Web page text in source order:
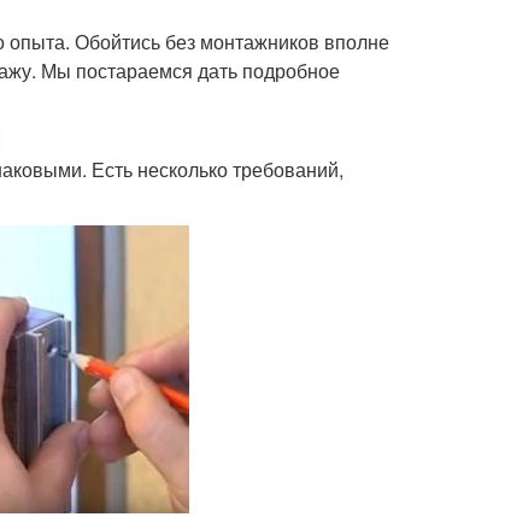
Обойтись без монтажников вполне
Мы постараемся дать подробное
Есть несколько требований,